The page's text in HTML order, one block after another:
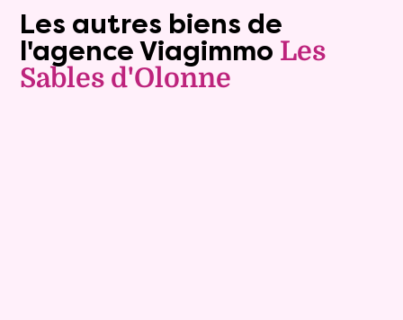
Les autres biens de
l'agence Viagimmo Les
Sables d'Olonne